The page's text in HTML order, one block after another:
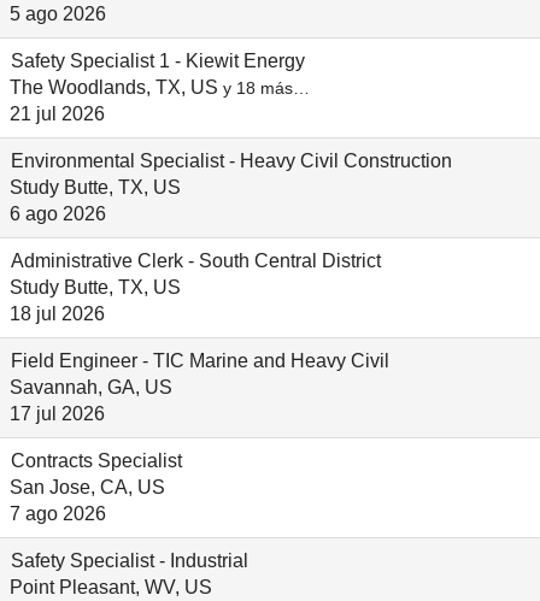
5 ago 2026
Safety Specialist 1 - Kiewit Energy
The Woodlands, TX, US y 18 más…
21 jul 2026
Environmental Specialist - Heavy Civil Construction
Study Butte, TX, US
6 ago 2026
Administrative Clerk - South Central District
Study Butte, TX, US
18 jul 2026
Field Engineer - TIC Marine and Heavy Civil
Savannah, GA, US
17 jul 2026
Contracts Specialist
San Jose, CA, US
7 ago 2026
Safety Specialist - Industrial
Point Pleasant, WV, US